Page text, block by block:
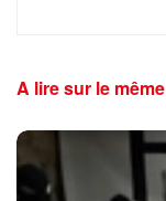
A lire sur le